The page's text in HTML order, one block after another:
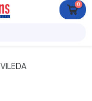
0
VILEDA